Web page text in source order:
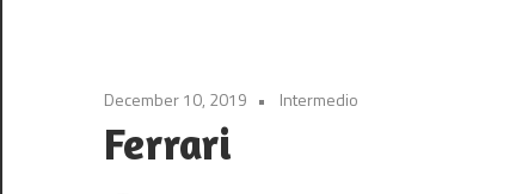
December 10, 2019 Intermedio
Ferrari